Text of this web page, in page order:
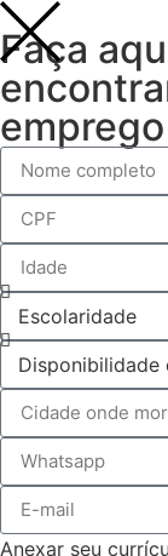
Faça
emprego
Anexar seu